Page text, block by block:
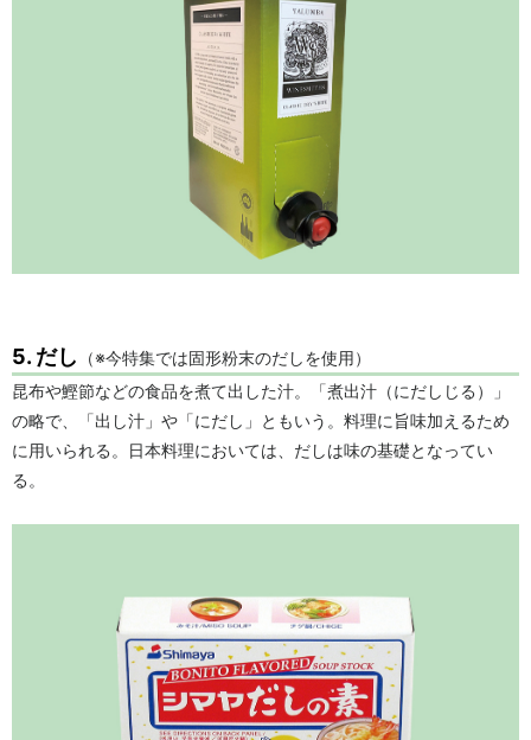
5. だし
（※今特集では固形粉末のだしを使用）
昆布や鰹節などの食品を煮て出した汁。「煮出汁（にだしじる）」
の略で、「出し汁」や「にだし」ともいう。料理に旨味加えるため
に用いられる。日本料理においては、だしは味の基礎となってい
る。